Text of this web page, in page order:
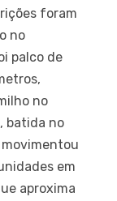
foram
no
palco de
no
batida no
em
aproxima